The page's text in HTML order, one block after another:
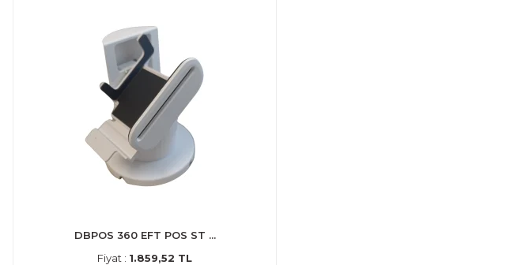
DBPOS 360 EFT POS ST ...
Fiyat : 1.859,52 TL